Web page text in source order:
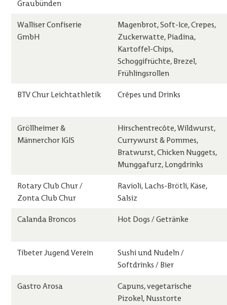
Graubünden
Walliser Confiserie
GmbH
Magenbrot, Soft-Ice, Crepes,
Zuckerwatte, Piadina,
Kartoffel-Chips,
Schoggifrüchte, Brezel,
Frühlingsrollen
BTV Chur Leichtathletik Crêpes und Drinks
Gröllheimer &
Männerchor IGIS
Hirschentrecôte, Wildwurst,
Currywurst & Pommes,
Bratwurst, Chicken Nuggets,
Munggafurz, Longdrinks
Rotary Club Chur /
Zonta Club Chur
Ravioli, Lachs-Brötli, Käse,
Salsiz
Calanda Broncos Hot Dogs / Getränke
Tibeter Jugend Verein
Sushi und Nudeln /
Softdrinks / Bier
Gastro Arosa
Capuns, vegetarische
Pizokel, Nusstorte